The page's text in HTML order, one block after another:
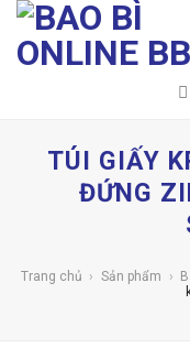
Chuyển
đến
nội
TÚI GIẤY
ĐỨNG
Trang chủ › Sản phẩm ›